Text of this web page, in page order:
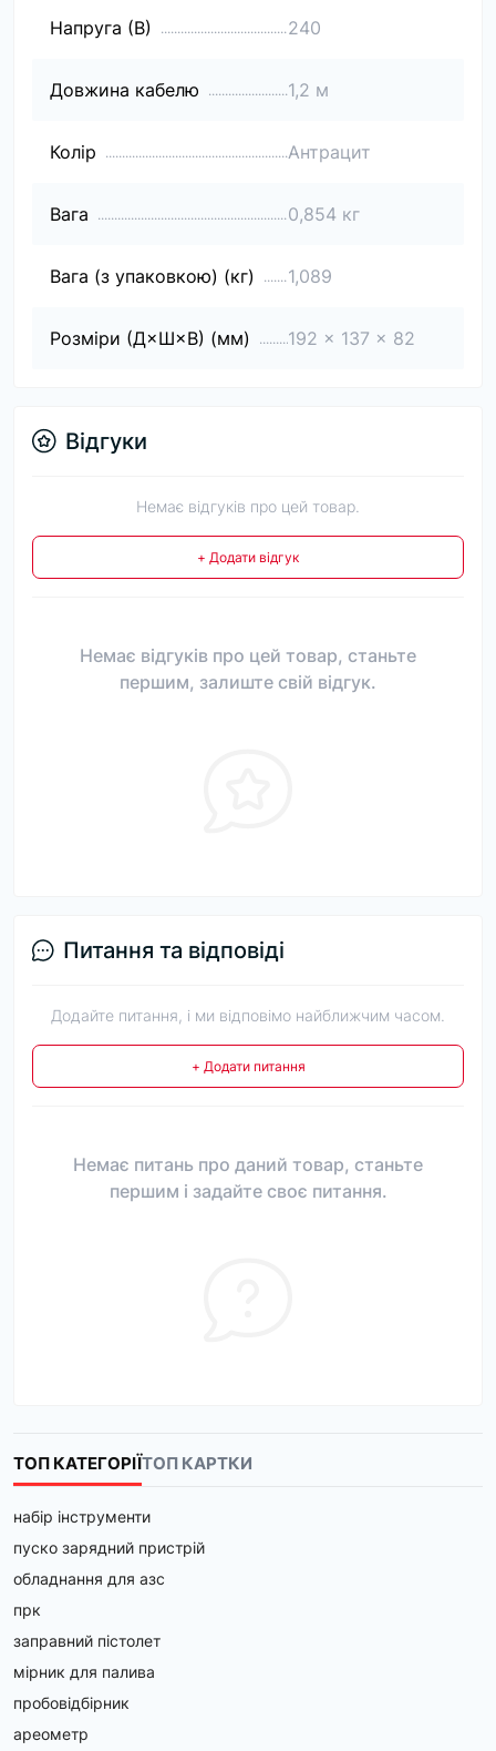
Напруга (В) 240
Довжина кабелю 1,2 м
Колір Антрацит
Вага 0,854 кг
Вага (з упаковкою) (кг) 1,089
Розміри (Д×Ш×В) (мм) 192 x 137 x 82
Відгуки
Немає відгуків про цей товар.
+ Додати відгук
Немає відгуків про цей товар, станьте
першим, залиште свій відгук.
Питання та відповіді
Додайте питання, і ми відповімо найближчим часом.
+ Додати питання
Немає питань про даний товар, станьте
першим і задайте своє питання.
ТОП КАТЕГОРІЇТОП КАРТКИ
набір інструменти
пуско зарядний пристрій
обладнання для азс
прк
заправний пістолет
мірник для палива
пробовідбірник
ареометр